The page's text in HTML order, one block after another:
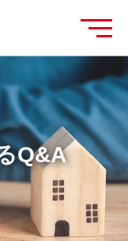
Q&A